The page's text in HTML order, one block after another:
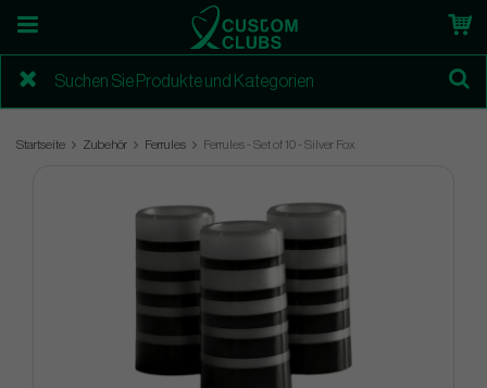
Startseite Zubehör Ferrules Ferrules - Set of 10 - Silver Fox